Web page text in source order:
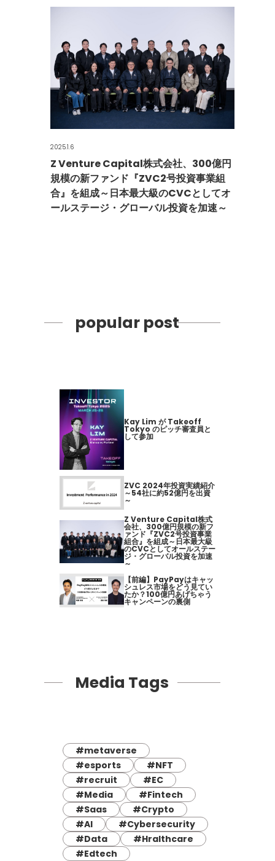
2025.1.6
Z Venture Capital株式会社、300億円
規模の新ファンド『ZVC2号投資事業組
合』を組成～日本最大級のCVCとしてオ
ールステージ・グローバル投資を加速～
popular post
Kay Lim が Takeoff
Tokyo のピッチ審査員と
して参加
ZVC 2024年投資実績紹介
～54社に約52億円を出資
～
Z Venture Capital株式
会社、300億円規模の新フ
ァンド『ZVC2号投資事業
組合』を組成～日本最大級
のCVCとしてオールステー
ジ・グローバル投資を加速
～
【前編】PayPayはキャッ
シュレス市場をどう見てい
たか？100億円あげちゃう
キャンペーンの裏側
Media Tags
#metaverse
#esports
#NFT
#recruit
#EC
#Media
#Fintech
#Saas
#Crypto
#AI
#Cybersecurity
#Data
#Hralthcare
#Edtech